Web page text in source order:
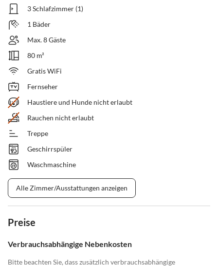
3 Schlafzimmer (1)
1 Bäder
Max. 8 Gäste
80 m²
Gratis WiFi
Fernseher
Haustiere und Hunde nicht erlaubt
Rauchen nicht erlaubt
Treppe
Geschirrspüler
Waschmaschine
Alle Zimmer/Ausstattungen anzeigen
Preise
Verbrauchsabhängige Nebenkosten
Bitte beachten Sie, dass zusätzlich verbrauchsabhängige